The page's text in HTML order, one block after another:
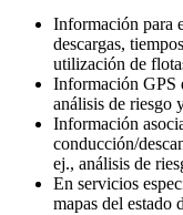
Información para
descargas,
utilización de
Información GPS
análisis de riesgo
Información
conducción/
ej., análisis de
En servicios
mapas del estado